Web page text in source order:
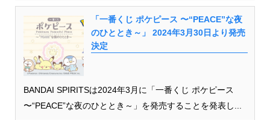
「一番くじ ポケピース 〜“PEACE”な夜
のひととき～」 2024年3月30日より発売
決定
BANDAI SPIRITSは2024年3月に「一番くじ ポケピース
〜“PEACE”な夜のひととき～」を発売することを発表し...